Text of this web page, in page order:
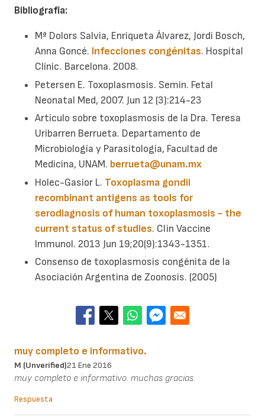
Bibliografía:
Mª Dolors Salvia, Enriqueta Álvarez, Jordi Bosch,
Anna Goncé. Infecciones congénitas. Hospital
Clínic. Barcelona. 2008.
Petersen E. Toxoplasmosis. Semin. Fetal
Neonatal Med, 2007. Jun 12 (3):214-23
Artículo sobre toxoplasmosis de la Dra. Teresa
Uribarren Berrueta. Departamento de
Microbiología y Parasitología, Facultad de
Medicina, UNAM. berrueta@unam.mx
Holec-Gasior L. Toxoplasma gondii
recombinant antigens as tools for
serodiagnosis of human toxoplasmosis - the
current status of studies. Clin Vaccine
Immunol. 2013 Jun 19;20(9):1343-1351.
Consenso de toxoplasmosis congénita de la
Asociación Argentina de Zoonosis. (2005)
muy completo e informativo.
M (unverified)21 Ene 2016
muy completo e informativo. muchas gracias.
Respuesta